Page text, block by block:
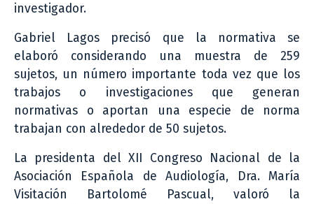
investigador.
Gabriel Lagos precisó que la normativa se
elaboró considerando una muestra de 259
sujetos, un número importante toda vez que los
trabajos o investigaciones que generan
normativas o aportan una especie de norma
trabajan con alrededor de 50 sujetos.
La presidenta del XII Congreso Nacional de la
Asociación Española de Audiología, Dra. María
Visitación Bartolomé Pascual, valoró la